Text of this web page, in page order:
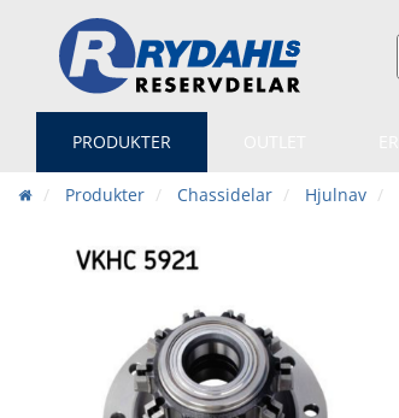
PRODUKTER
Produkter Chassidelar Hjulnav